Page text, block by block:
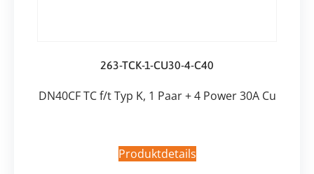
263-TCK-1-CU30-4-C40
DN40CF TC f/t Typ K, 1 Paar + 4 Power 30A Cu
Produktdetails